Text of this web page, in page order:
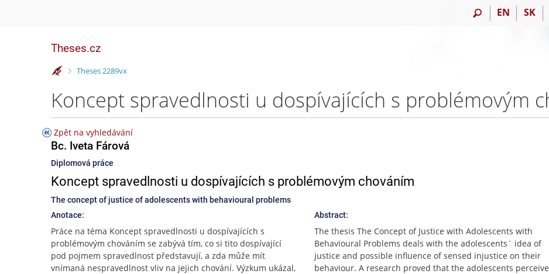
EN SK
Theses.cz
>
Theses 2289vx
Zpět na vyhledávání
Bc. Iveta Fárová
Diplomová práce
Koncept spravedlnosti u dospívajících s problémovým chováním
The concept of justice of adolescents with behavioural problems
Anotace:
Práce na téma Koncept spravedlnosti u dospívajících s
problémovým chováním se zabývá tím, co si tito dospívající
pod pojmem spravedlnost představují, a zda může mít
vnímaná nespravedlnost vliv na jejich chování. Výzkum ukázal,
Abstract:
The thesis The Concept of Justice with Adolescents with
Behavioural Problems deals with the adolescents´ idea of
justice and possible influence of sensed injustice on their
behaviour. A research proved that the adolescents perceive